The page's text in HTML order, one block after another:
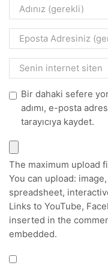
Bir dahaki sefere
adımı, e-posta
tarayıcıya kaydet.
The maximum upload
You can upload: image,
spreadsheet,
Links to YouTube,
inserted in the
embedded.